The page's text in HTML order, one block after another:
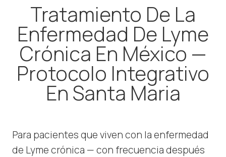
Tratamiento De La
Enfermedad De Lyme
Crónica En México —
Protocolo Integrativo
En Santa Maria
Para pacientes que viven con la enfermedad
de Lyme crónica — con frecuencia después